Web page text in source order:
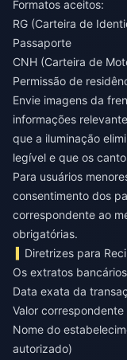
Formatos aceitos:
RG (Carteira de
Passaporte
CNH (Carteira de
Permissão de
Envie imagens da
informações
que a iluminação
legível e que os
Para usuários
consentimento dos
correspondente ao
obrigatórias.
Diretrizes para
Os extratos
Data exata da
Valor
Nome do
autorizado)